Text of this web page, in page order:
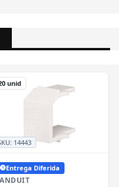
14443
unid
Entrega Diferida